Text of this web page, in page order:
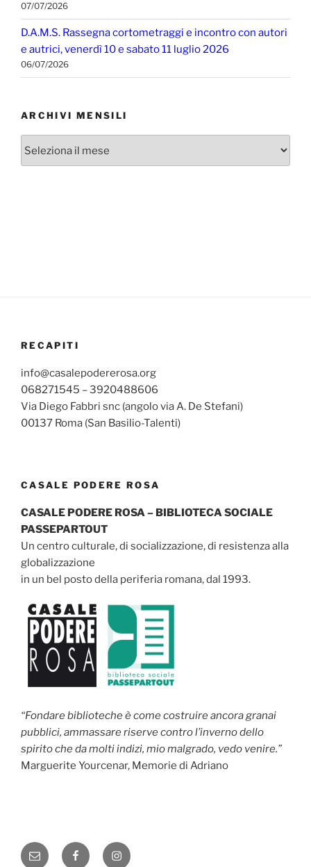
07/07/2026
D.A.M.S. Rassegna cortometraggi e incontro con autori
e autrici, venerdì 10 e sabato 11 luglio 2026
06/07/2026
ARCHIVI MENSILI
RECAPITI
info@casalepodererosa.org
068271545 – 3920488606
Via Diego Fabbri snc (angolo via A. De Stefani)
00137 Roma (San Basilio-Talenti)
CASALE PODERE ROSA
CASALE PODERE ROSA – BIBLIOTECA SOCIALE
PASSEPARTOUT
Un centro culturale, di socializzazione, di resistenza alla
globalizzazione
in un bel posto della periferia romana, dal 1993.
“Fondare biblioteche è come costruire ancora granai
pubblici, ammassare riserve contro l’inverno dello
spirito che da molti indizi, mio malgrado, vedo venire.”
Marguerite Yourcenar, Memorie di Adriano
Email FacebookInstagram